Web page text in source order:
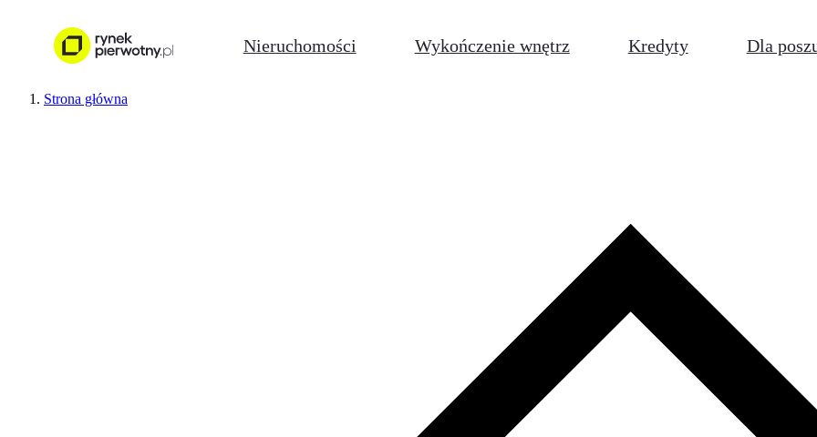
Nieruchomości Wykończenie wnętrz Kredyty Dla
Strona główna